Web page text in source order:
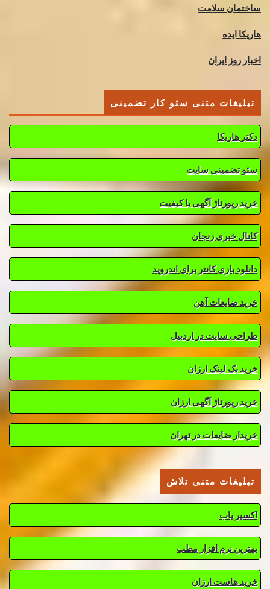
ساختمان سلامت
هاریکا ایده
اخبار روز ایران
تبلیغات متنی سئو کار تضمینی
دکتر هاریکا
سئو تضمینی سایت
خرید رپورتاژ آگهی با کیفیت
کانال خبری زنجان
دانلود بازی کانتر برای اندروید
خرید ضایعات آهن
طراحی سایت در اردبیل
خرید بک لینک ارزان
خرید رپورتاژ آگهی ارزان
خریدار ضایعات در تهران
تبلیغات متنی تلاش
اکسیر یاب
بهترین نرم افزار مطب
خرید هاست ارزان